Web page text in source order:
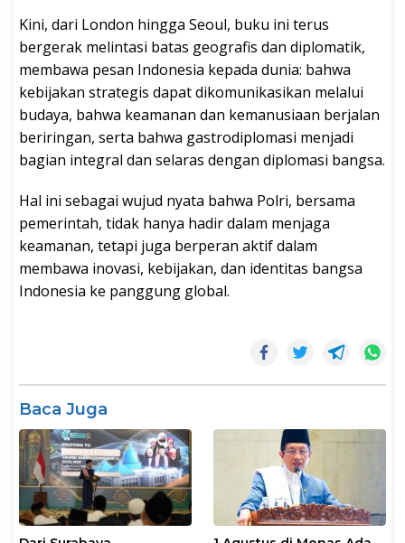
Kini, dari London hingga Seoul, buku ini terus
bergerak melintasi batas geografis dan diplomatik,
membawa pesan Indonesia kepada dunia: bahwa
kebijakan strategis dapat dikomunikasikan melalui
budaya, bahwa keamanan dan kemanusiaan berjalan
beriringan, serta bahwa gastrodiplomasi menjadi
bagian integral dan selaras dengan diplomasi bangsa.
Hal ini sebagai wujud nyata bahwa Polri, bersama
pemerintah, tidak hanya hadir dalam menjaga
keamanan, tetapi juga berperan aktif dalam
membawa inovasi, kebijakan, dan identitas bangsa
Indonesia ke panggung global.
Baca Juga